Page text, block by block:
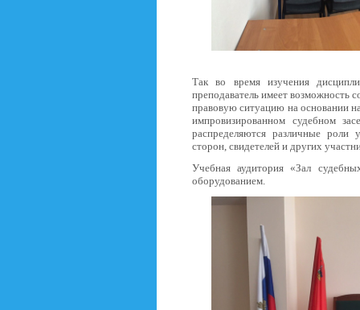
Так во время изучения
преподаватель имеет возможность
правовую ситуацию на основании
импровизированном судебном
распределяются различные роли
сторон, свидетелей и других
Учебная аудитория «Зал
оборудованием.